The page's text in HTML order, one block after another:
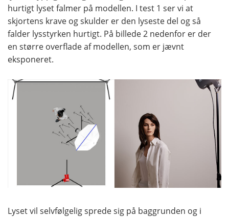
hurtigt lyset falmer på modellen. I test 1 ser vi at
skjortens krave og skulder er den lyseste del og så
falder lysstyrken hurtigt. På billede 2 nedenfor er der
en større overflade af modellen, som er jævnt
eksponeret.
Lyset vil selvfølgelig sprede sig på baggrunden og i